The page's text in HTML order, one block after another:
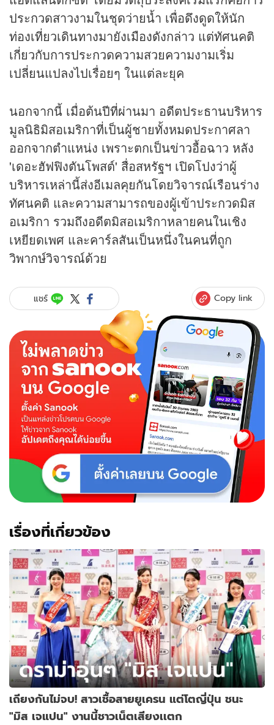
ประกวดสาวงามในชุดว่ายน้ำ เพื่อดึงดูดให้นัก
ท่องเที่ยวเดินทางมายังเมืองดังกล่าว แต่ทัศนคติ
เกี่ยวกับการประกวดความสวยความงามเริ่ม
เปลี่ยนแปลงไปเรื่อยๆ ในแต่ละยุค
นอกจากนี้ เมื่อต้นปีที่ผ่านมา อดีตประธานบริหาร
มูลนิธิมิสอเมริกาที่เป็นผู้ชายทั้งหมดประกาศลา
ออกจากตำแหน่ง เพราะตกเป็นข่าวอื้อฉาว หลัง
'เดอะฮัฟฟิงตันโพสต์' สื่อสหรัฐฯ เปิดโปงว่าผู้
บริหารเหล่านี้ส่งอีเมลคุยกันโดยวิจารณ์เรือนร่าง
ทัศนคติ และความสามารถของผู้เข้าประกวดมิส
อเมริกา รวมถึงอดีตมิสอเมริกาหลายคนในเชิง
เหยียดเพศ และคาร์ลสันเป็นหนึ่งในคนที่ถูก
วิพากษ์วิจารณ์ด้วย
แชร์ Copy link
เรื่องที่เกี่ยวข้อง
เถียงกันไม่จบ! สาวเชื้อสายยูเครน แต่โตญี่ปุ่น ชนะ
"มิส เจแปน" งานนี้ชาวเน็ตเสียงเเตก